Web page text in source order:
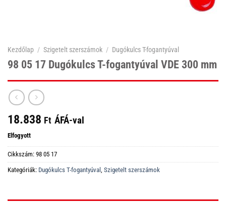
Kezdőlap / Szigetelt szerszámok / Dugókulcs T-fogantyúval
98 05 17 Dugókulcs T-fogantyúval VDE 300 mm
18.838 Ft ÁFÁ-val
Elfogyott
Cikkszám: 98 05 17
Kategóriák: Dugókulcs T-fogantyúval , Szigetelt szerszámok